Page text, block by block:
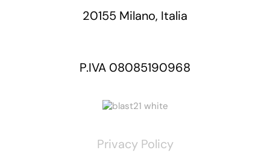
20155 Milano, Italia
P.IVA 08085190968
Privacy Policy